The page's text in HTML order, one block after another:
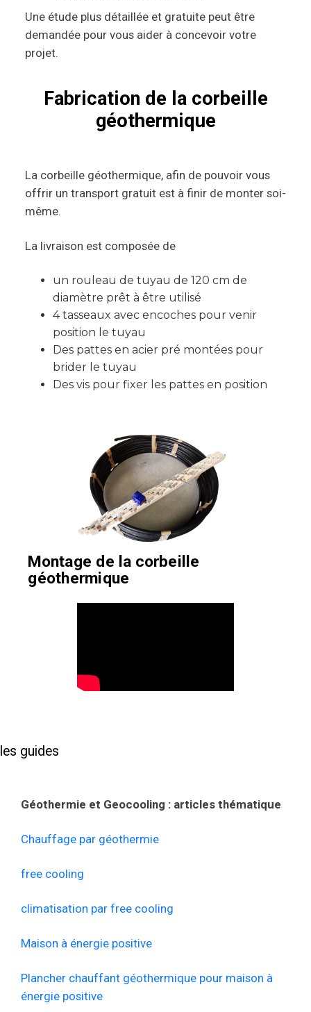
Une étude plus détaillée et gratuite peut être
demandée pour vous aider à concevoir votre
projet.
Fabrication de la corbeille
géothermique
La corbeille géothermique, afin de pouvoir vous
offrir un transport gratuit est à finir de monter soi-
même.
La livraison est composée de
un rouleau de tuyau de 120 cm de
diamètre prêt à être utilisé
4 tasseaux avec encoches pour venir
position le tuyau
Des pattes en acier pré montées pour
brider le tuyau
Des vis pour fixer les pattes en position
Montage de la corbeille
géothermique
les guides
Géothermie et Geocooling : articles thématique
Chauffage par géothermie
free cooling
climatisation par free cooling
Maison à énergie positive
Plancher chauffant géothermique pour maison à
énergie positive